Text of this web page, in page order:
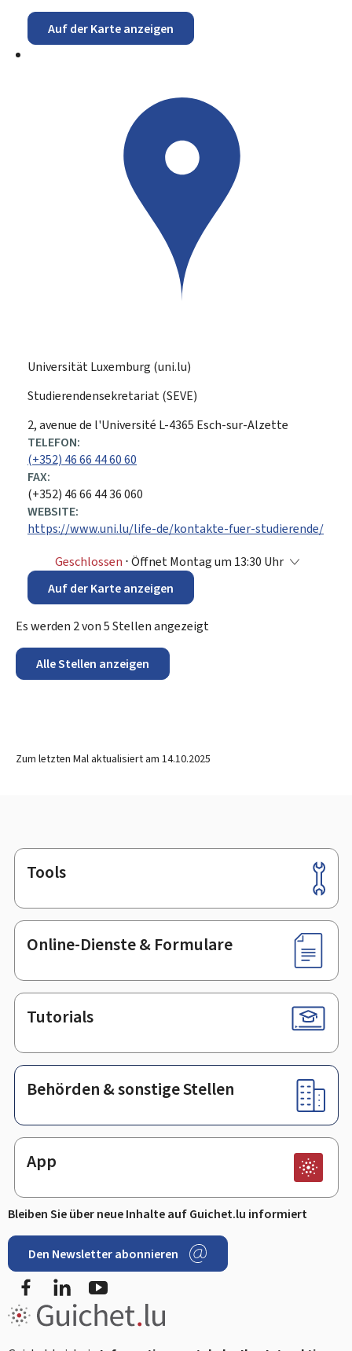
Auf der Karte anzeigen
Universität Luxemburg (uni.lu)
Studierendensekretariat (SEVE)
ADRESSE:
2, avenue de l'Université L-4365 Esch-sur-Alzette
TELEFON:
(+352) 46 66 44 60 60
FAX:
(+352) 46 66 44 36 060
WEBSITE:
https://www.uni.lu/life-de/kontakte-fuer-studierende/
Geschlossen ⋅ Öffnet Montag um 13:30 Uhr
Auf der Karte anzeigen
Es werden 2von5Stellen angezeigt
Alle Stellen anzeigen
Zum letzten Mal aktualisiert am 14.10.2025
Footer
Tools
Online-Dienste & Formulare
Tutorials
Behörden & sonstige Stellen
App
Bleiben Sie über neue Inhalte auf Guichet.lu informiert
Den Newsletter abonnieren
FacebookLinkedIn